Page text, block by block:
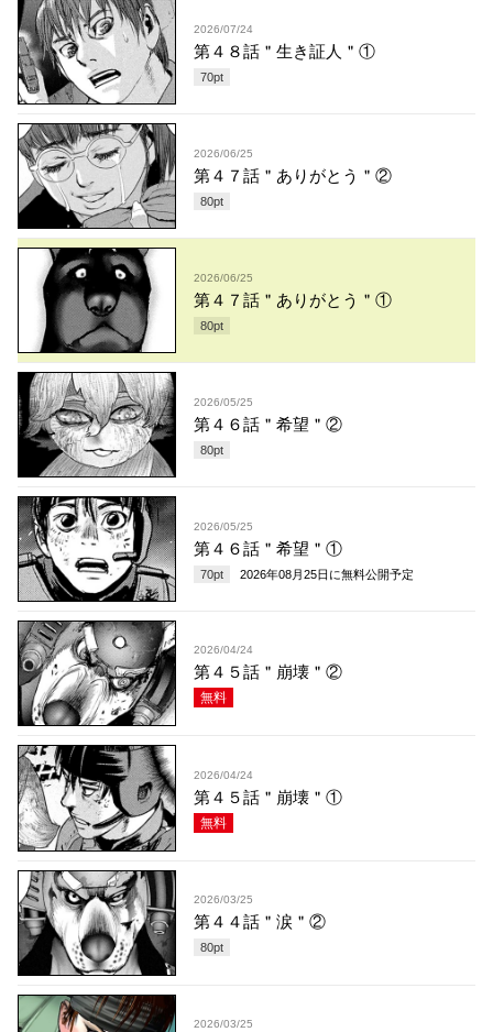
2026/07/24
第４８話＂生き証人＂①
70pt
2026/06/25
第４７話＂ありがとう＂②
80pt
2026/06/25
第４７話＂ありがとう＂①
80pt
2026/05/25
第４６話＂希望＂②
80pt
2026/05/25
第４６話＂希望＂①
70pt 2026年08月25日 に無料公開予定
2026/04/24
第４５話＂崩壊＂②
無料
2026/04/24
第４５話＂崩壊＂①
無料
2026/03/25
第４４話＂涙＂②
80pt
2026/03/25